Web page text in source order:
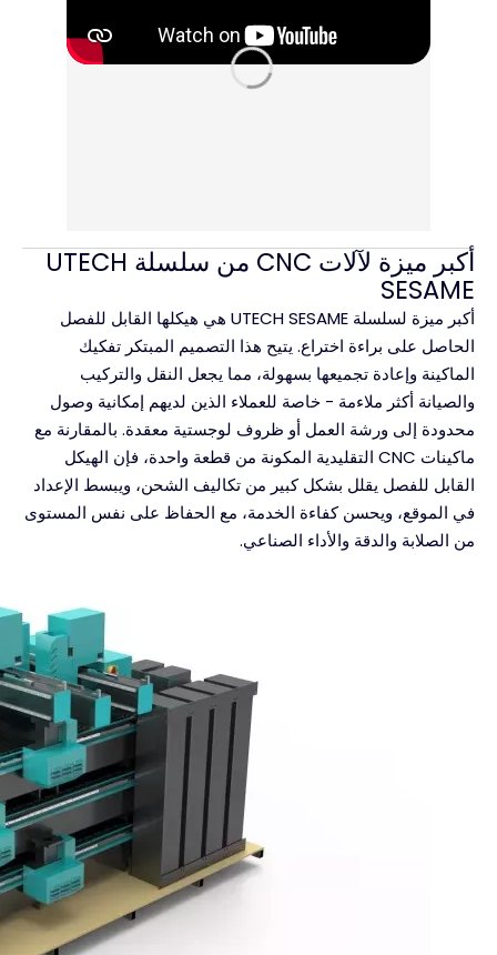
أكبر ميزة لآلات CNC من سلسلة UTECH
SESAME
أكبر ميزة لسلسلة UTECH SESAME هي هيكلها القابل للفصل
الحاصل على براءة اختراع. يتيح هذا التصميم المبتكر تفكيك
الماكينة وإعادة تجميعها بسهولة، مما يجعل النقل والتركيب
والصيانة أكثر ملاءمة - خاصة للعملاء الذين لديهم إمكانية وصول
محدودة إلى ورشة العمل أو ظروف لوجستية معقدة. بالمقارنة مع
ماكينات CNC التقليدية المكونة من قطعة واحدة، فإن الهيكل
القابل للفصل يقلل بشكل كبير من تكاليف الشحن، ويبسط الإعداد
في الموقع، ويحسن كفاءة الخدمة، مع الحفاظ على نفس المستوى
من الصلابة والدقة والأداء الصناعي.